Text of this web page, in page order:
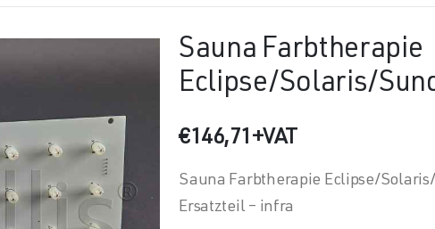
Sauna Farbtherapie
Eclipse/Solaris/
€146,71 +VAT
Sauna Farbtherapie Eclipse/
Ersatzteil – infra